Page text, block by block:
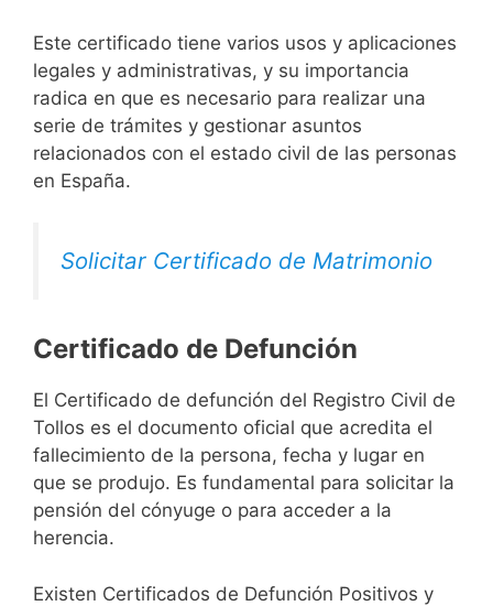
Este certificado tiene varios usos y aplicaciones
legales y administrativas, y su importancia
radica en que es necesario para realizar una
serie de trámites y gestionar asuntos
relacionados con el estado civil de las personas
en España.
Solicitar Certificado de Matrimonio
Certificado de Defunción
El Certificado de defunción del Registro Civil de
Tollos es el documento oficial que acredita el
fallecimiento de la persona, fecha y lugar en
que se produjo. Es fundamental para solicitar la
pensión del cónyuge o para acceder a la
herencia.
Existen Certificados de Defunción Positivos y